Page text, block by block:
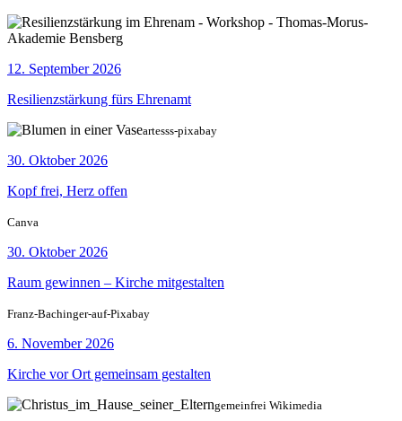
12. September 2026
Resilienzstärkung fürs Ehrenamt
artesss-pixabay
30. Oktober 2026
Kopf frei, Herz offen
Canva
30. Oktober 2026
Raum gewinnen – Kirche mitgestalten
Franz-Bachinger-auf-Pixabay
6. November 2026
Kirche vor Ort gemeinsam gestalten
gemeinfrei Wikimedia